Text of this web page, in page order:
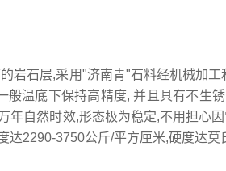
岩石层,采用"济南青"石料经机械加
温底下保持高精度, 并且具有不生
年自然时效,形态极为稳定,不用担心
达2290-3750公斤/平方厘米,硬度达莫